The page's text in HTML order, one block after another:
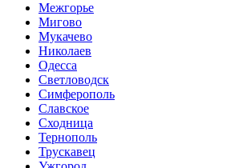
Межгорье
Мигово
Мукачево
Николаев
Одесса
Светловодск
Симферополь
Славское
Сходница
Тернополь
Трускавец